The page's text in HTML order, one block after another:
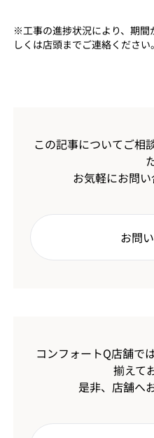
※工事の進捗状況により、期間
しくは店頭までご連絡ください。
この記事についてご相
お気軽にお問い
お問
コンフォートQ店舗で
揃えて
是非、店舗へ